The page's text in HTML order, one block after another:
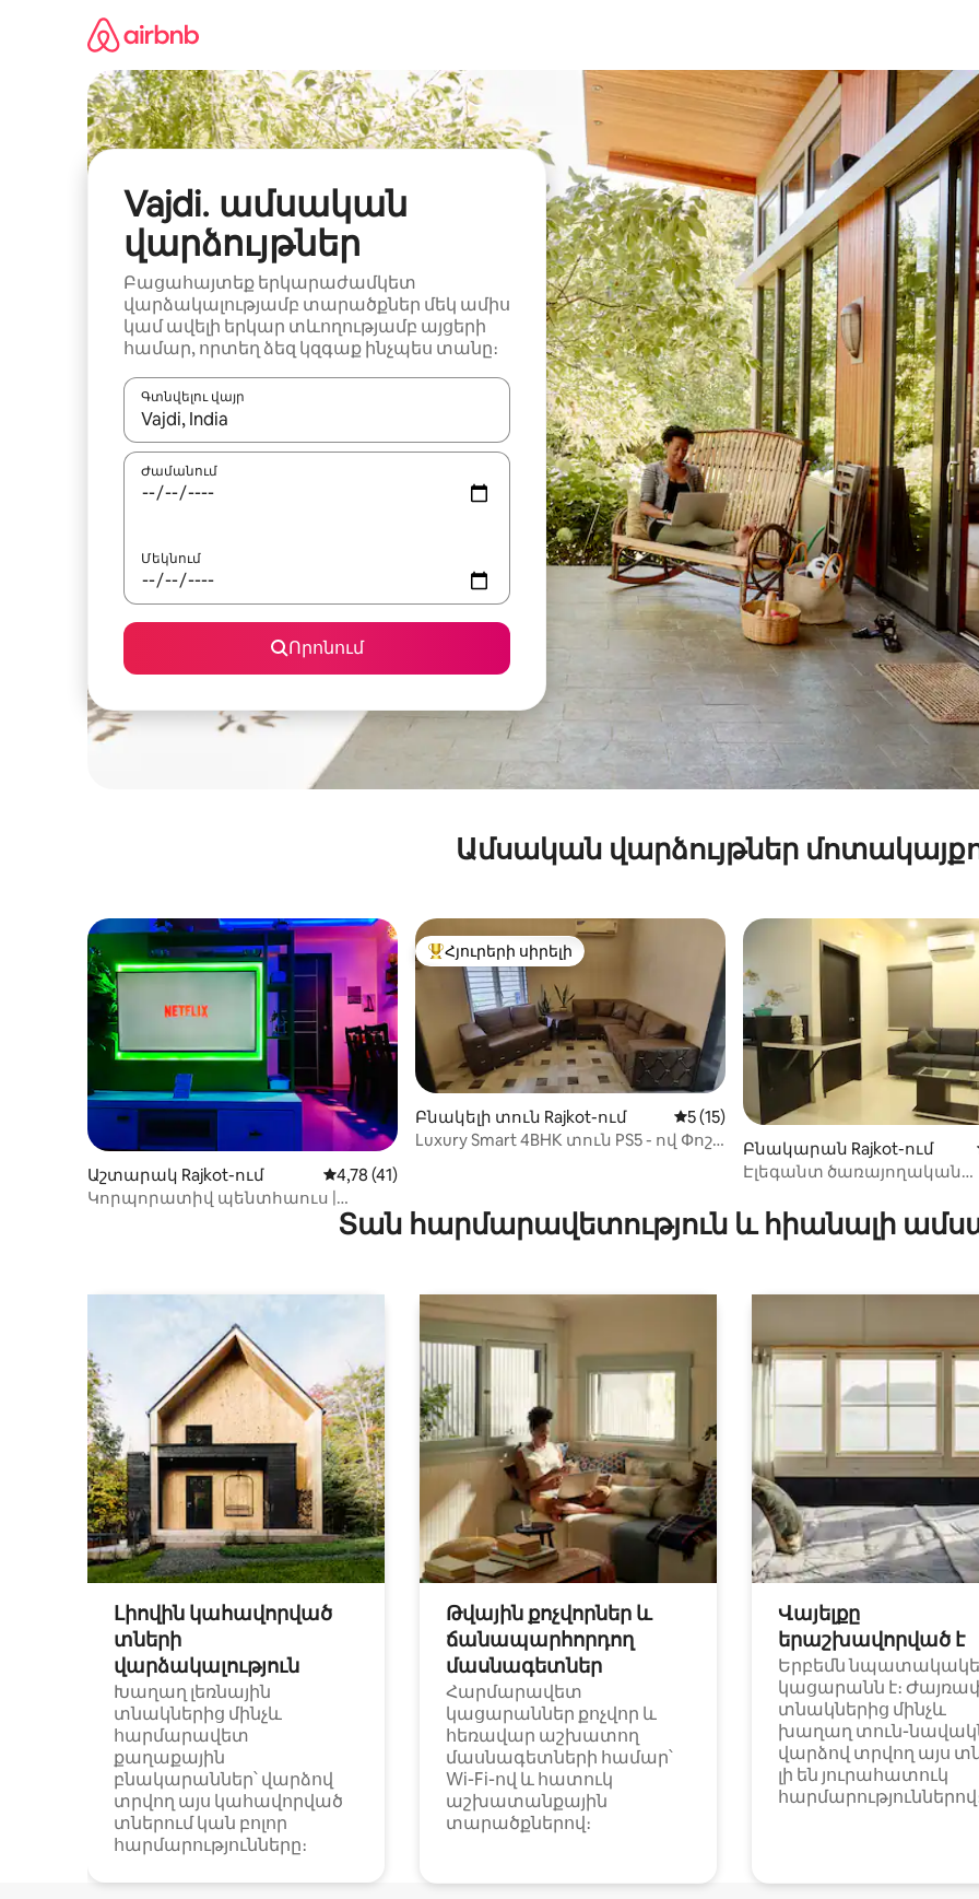
բովանդակությանը
Vajdi․ ամսական
վարձույթներ
Բացահայտեք երկարաժամկետ
վարձակալությամբ տարածքներ մեկ ամիս
կամ ավելի երկար տևողությամբ այցերի
համար, որտեղ ձեզ կզգաք ինչպես տանը։
Գտնվելու վայր
Երբ արդյունքները հասանելի լինեն, սլաքների ստեղներով նավարկեք վեր և վար կամ ուսումնասիրեք
Ժամանում
Մեկնում
Որոնում
Ամսական վարձույթներ
Աշտարակ Rajkot-ում Միջին վարկանիշը՝ 5-ից 4,78, 41 կարծիք
4,78 (41)
Կորպորատիվ պենտհաուս |
Հյուրերի սիրելի լավագույն տները
Հյուրերի սիրելի
Բնակելի տուն Rajkot-ում Միջին վարկանիշը՝ 5-ից 5, 15
5 (15)
Luxury Smart 4BHK տուն PS5 - ով Փոշի
Բնակարան Rajkot-ում
Էլեգանտ ծառայողական
Տան հարմարավետություն և հիանալի
Լիովին կահավորված
տների
վարձակալություն
Խաղաղ լեռնային
տնակներից մինչև
հարմարավետ
քաղաքային
բնակարաններ՝ վարձով
տրվող այս կահավորված
տներում կան բոլոր
հարմարությունները։
Թվային քոչվորներ և
ճանապարհորդող
մասնագետներ
Հարմարավետ
կացարաններ քոչվոր և
հեռավար աշխատող
մասնագետների համար՝
Wi-Fi-ով և հատուկ
աշխատանքային
տարածքներով։
Վայելքը
երաշխավորված է
Երբեմն
կացարանն է։
տնակներից մինչև
խաղաղ տուն-
վարձով տրվող այս
լի են յուրահատուկ